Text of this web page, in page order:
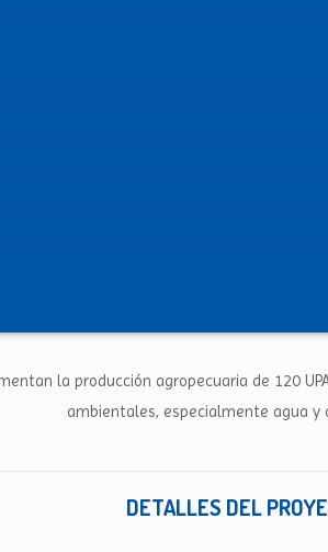
la producción agropecuaria de 120
ambientales, especialmente agua y
DETALLES DEL